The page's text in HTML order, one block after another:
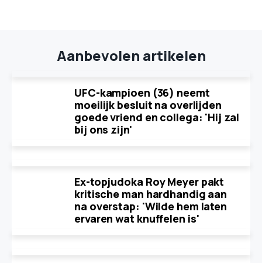
Aanbevolen artikelen
UFC-kampioen (36) neemt
moeilijk besluit na overlijden
goede vriend en collega: 'Hij zal
bij ons zijn'
Ex-topjudoka Roy Meyer pakt
kritische man hardhandig aan
na overstap: 'Wilde hem laten
ervaren wat knuffelen is'